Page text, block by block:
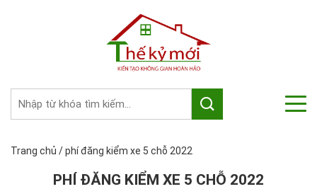
Trang chủ /phí đăng kiểm xe 5 chỗ 2022
PHÍ ĐĂNG KIỂM XE 5 CHỖ 2022